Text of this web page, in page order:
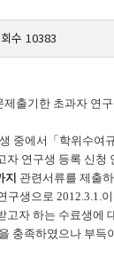
수 10383
제출기한 초과자 연
중에서 「학위수여
연구생 등록 신청
지 관련서류를 제출
구생으로 2012.3.1.
자 하는 수료생에
충족하였으나 부